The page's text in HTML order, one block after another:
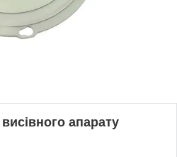
апарату